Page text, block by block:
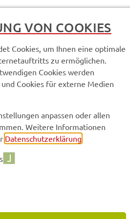
Neuzu­las­sung eines Fahr­zeu­ges
EINES FAHR­
VON COOKIES
Cookies, um Ihnen eine optimale
zu ermöglichen.
Cookies werden
Cookies für externe Medien
anpassen oder allen
Weitere Informationen
Datenschutzerklärung